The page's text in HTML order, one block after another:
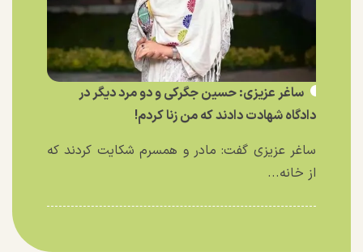
ساغر عزیزی: حسین جگرکی و دو مرد دیگر در
دادگاه شهادت دادند که من زنا کردم!
ساغر عزیزی گفت: مادر و همسرم شکایت کردند که
از خانه...